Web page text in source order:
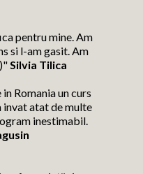
pentru mine. Am
si l-am gasit. Am
Silvia Tilica
Romania un curs
invat atat de multe
inestimabil.